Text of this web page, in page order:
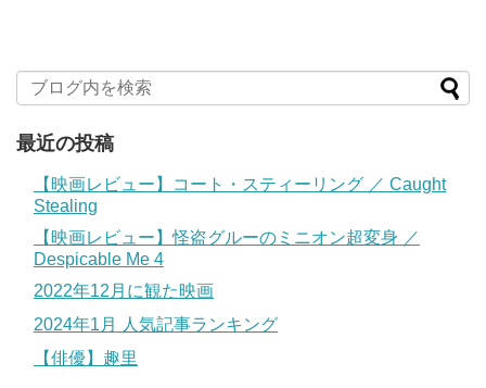
最近の投稿
【映画レビュー】コート・スティーリング ／ Caught
Stealing
【映画レビュー】怪盗グルーのミニオン超変身 ／
Despicable Me 4
2022年12月に観た映画
2024年1月 人気記事ランキング
【俳優】趣里